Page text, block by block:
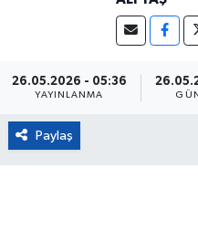
26.05.2026 - 05:36
YAYINLANMA
Paylaş
Yaşam
Asayiş
Tüm Manşetler
Son Dakika
Haber Arşivi